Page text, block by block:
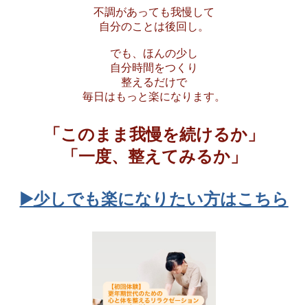
不調があっても我慢して
自分のことは後回し。
でも、ほんの少し
自分時間をつくり
整えるだけで
毎日はもっと楽になります。
「このまま我慢を続けるか」
「一度、整えてみるか」
▶️少しでも楽になりたい方はこちら